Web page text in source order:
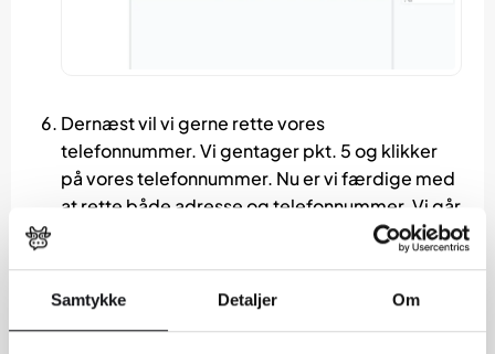
Samtykke Detaljer Om
Dernæst vil vi gerne rette vores
telefonnummer. Vi gentager pkt. 5 og klikker
på vores telefonnummer. Nu er vi færdige med
at rette både adresse og telefonnummer. Vi går
derfor op i højre hjørne og klikker på knappen
ændringer på hjemmesiden.